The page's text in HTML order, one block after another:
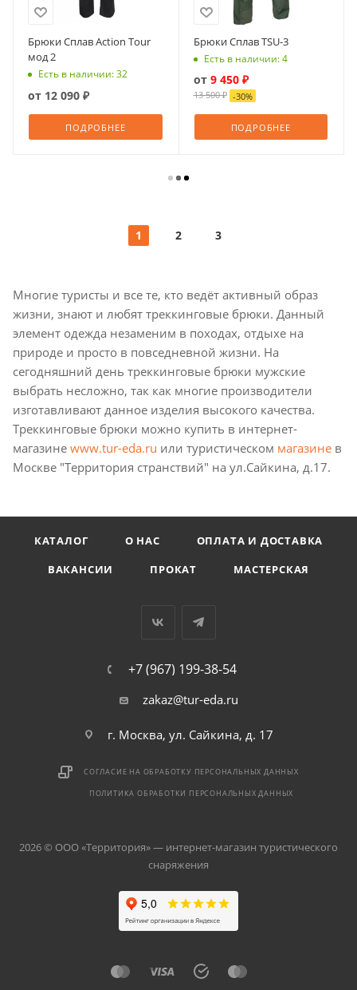
Брюки Сплав Action Tour
мод 2
Есть в наличии: 32
от 12 090 ₽
ПОДРОБНЕЕ
Брюки Сплав TSU-3
Есть в наличии: 4
от 9 450 ₽
13 500 ₽ -30%
ПОДРОБНЕЕ
1 2 3
Многие туристы и все те, кто ведёт активный образ
жизни, знают и любят треккинговые брюки. Данный
элемент одежда незаменим в походах, отдыхе на
природе и просто в повседневной жизни. На
сегодняшний день треккинговые брюки мужские
выбрать несложно, так как многие производители
изготавливают данное изделия высокого качества.
Треккинговые брюки можно купить в интернет-
магазине www.tur-eda.ru или туристическом магазине в
Москве "Территория странствий" на ул.Сайкина, д.17.
КАТАЛОГ О НАС
ОПЛАТА И ДОСТАВКА
ВАКАНСИИ
ПРОКАТ МАСТЕРСКАЯ
+7 (967) 199-38-54
zakaz@tur-eda.ru
г. Москва, ул. Сайкина, д. 17
СОГЛАСИЕ НА ОБРАБОТКУ ПЕРСОНАЛЬНЫХ ДАННЫХ
ПОЛИТИКА ОБРАБОТКИ ПЕРСОНАЛЬНЫХ ДАННЫХ
2026 © ООО «Территория» — интернет-магазин туристического
снаряжения